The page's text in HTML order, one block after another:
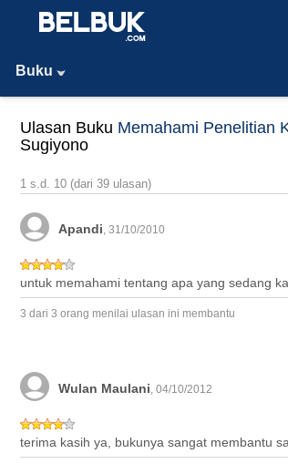
Buku
Ulasan Buku Memahami Penelitian
Sugiyono
1 s.d. 10 (dari 39 ulasan)
Apandi, 31/10/2010
untuk memahami tentang apa yang sedang
3 dari 3 orang menilai ulasan ini membantu
Wulan Maulani, 04/10/2012
terima kasih ya, bukunya sangat membantu